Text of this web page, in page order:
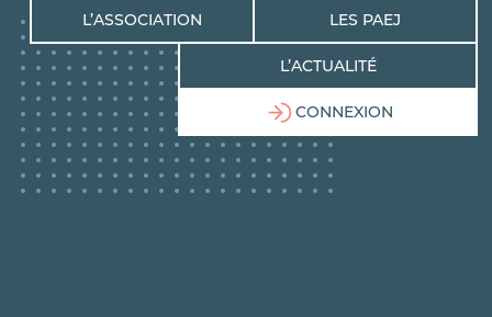
L’ASSOCIATION LES PAEJ
L’ACTUALITÉ
CONNEXION